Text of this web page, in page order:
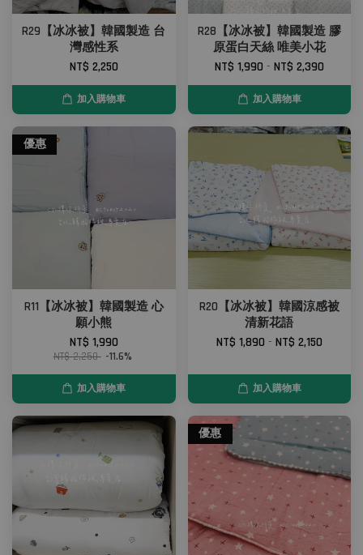
R29【冰冰被】韓國製造 台
灣感性系
NT$ 2,250
加入購物車
R28【冰冰被】韓國製造 膠
原蛋白天絲 唯美小花
NT$ 1,990 - NT$ 2,390
加入購物車
優惠
R11【冰冰被】韓國製造 心
願小熊
NT$ 1,990
NT$ 2,250 -11.6%
加入購物車
R20【冰冰被】韓國涼感被
清新花語
NT$ 1,890 - NT$ 2,150
加入購物車
優惠